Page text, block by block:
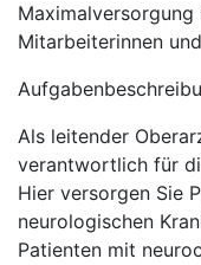
Mitarbeiterinnen
Als leitender
verantwortlich für
Hier versorgen Sie
neurologischen
Patienten mit